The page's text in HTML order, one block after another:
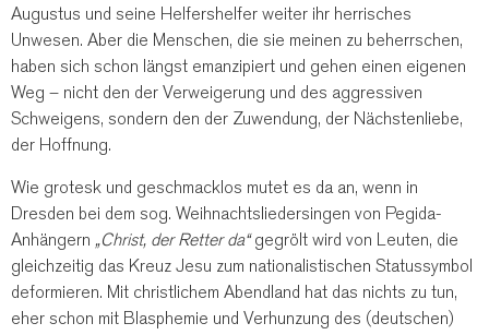
Augustus und seine Helfershelfer weiter ihr herrisches
Unwesen. Aber die Menschen, die sie meinen zu beherrschen,
haben sich schon längst emanzipiert und gehen einen eigenen
Weg – nicht den der Verweigerung und des aggressiven
Schweigens, sondern den der Zuwendung, der Nächstenliebe,
der Hoffnung.
Wie grotesk und geschmacklos mutet es da an, wenn in
Dresden bei dem sog. Weihnachtsliedersingen von Pegida-
Anhängern „Christ, der Retter da“gegrölt wird von Leuten, die
gleichzeitig das Kreuz Jesu zum nationalistischen Statussymbol
deformieren. Mit christlichem Abendland hat das nichts zu tun,
eher schon mit Blasphemie und Verhunzung des (deutschen)